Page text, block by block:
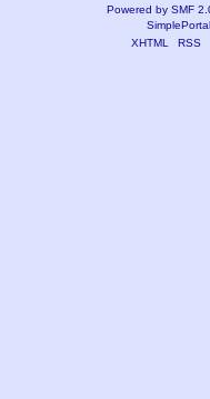
Powered by SMF
XHTML
RSS